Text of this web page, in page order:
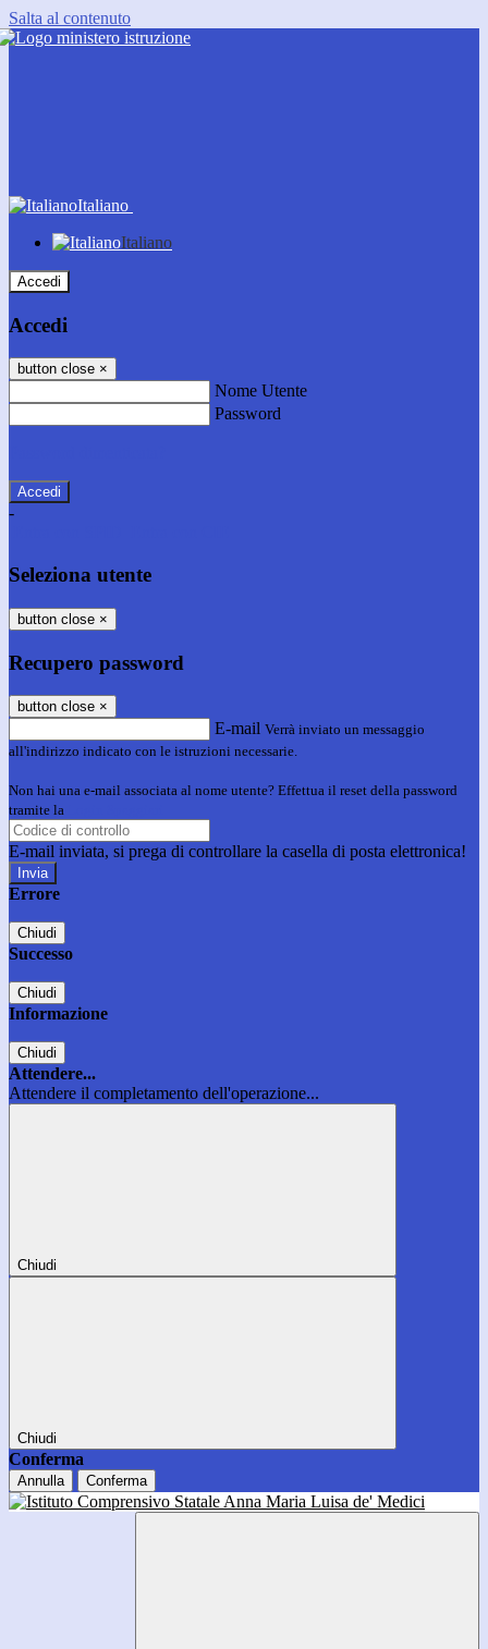
Salta al contenuto
Italiano
Italiano
Accedi
Accedi
button close ×
Nome Utente
Password
-
Seleziona utente
button close ×
Recupero password
button close ×
E-mail Verrà inviato un messaggio
all'indirizzo indicato con le istruzioni necessarie.
Non hai una e-mail associata al nome utente? Effettua il reset della password
tramite la
E-mail inviata, si prega di controllare la casella di posta elettronica!
Errore
Chiudi
Successo
Chiudi
Informazione
Chiudi
Attendere...
Attendere il completamento dell'operazione...
Chiudi
Chiudi
Conferma
Annulla Conferma